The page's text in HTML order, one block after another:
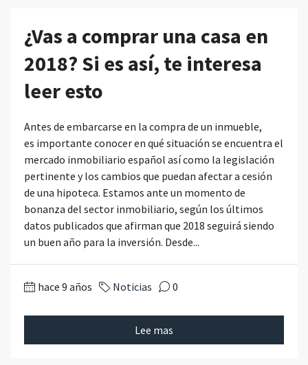
¿Vas a comprar una casa en
2018? Si es así, te interesa
leer esto
Antes de embarcarse en la compra de un inmueble,
es importante conocer en qué situación se encuentra el
mercado inmobiliario español así como la legislación
pertinente y los cambios que puedan afectar a cesión
de una hipoteca. Estamos ante un momento de
bonanza del sector inmobiliario, según los últimos
datos publicados que afirman que 2018 seguirá siendo
un buen año para la inversión. Desde...
hace 9 años Noticias 0
Lee mas